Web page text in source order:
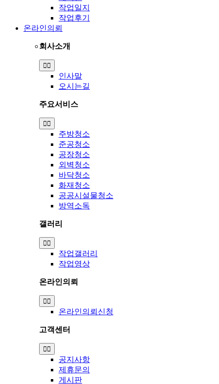
작업일지
작업후기
온라인의뢰
회사소개
Toggle
Navigation
인사말
오시는길
주요서비스
Toggle
Navigation
주방청소
준공청소
공장청소
외벽청소
바닥청소
화재청소
공공시설물청소
방역소독
갤러리
Toggle
Navigation
작업갤러리
작업영상
온라인의뢰
Toggle
Navigation
온라인의뢰신청
고객센터
Toggle
Navigation
공지사항
제휴문의
게시판